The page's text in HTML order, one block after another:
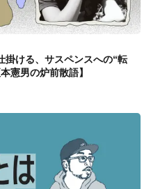
掛ける、サスペンスへの“転
憲男の炉前散語】